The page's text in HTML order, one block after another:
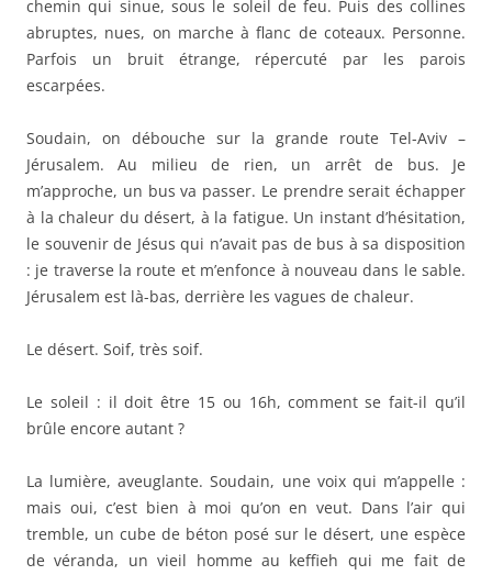
chemin qui sinue, sous le soleil de feu. Puis des collines
abruptes, nues, on marche à flanc de coteaux. Personne.
Parfois un bruit étrange, répercuté par les parois
escarpées.
Soudain, on débouche sur la grande route Tel-Aviv –
Jérusalem. Au milieu de rien, un arrêt de bus. Je
m’approche, un bus va passer. Le prendre serait échapper
à la chaleur du désert, à la fatigue. Un instant d’hésitation,
le souvenir de Jésus qui n’avait pas de bus à sa disposition
: je traverse la route et m’enfonce à nouveau dans le sable.
Jérusalem est là-bas, derrière les vagues de chaleur.
Le désert. Soif, très soif.
Le soleil : il doit être 15 ou 16h, comment se fait-il qu’il
brûle encore autant ?
La lumière, aveuglante. Soudain, une voix qui m’appelle :
mais oui, c’est bien à moi qu’on en veut. Dans l’air qui
tremble, un cube de béton posé sur le désert, une espèce
de véranda, un vieil homme au keffieh qui me fait de